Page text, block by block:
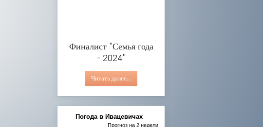
Финалист "Семья года
- 2024"
Читать далее...
Погода в Ивацевичах
Прогноз на 2 недели